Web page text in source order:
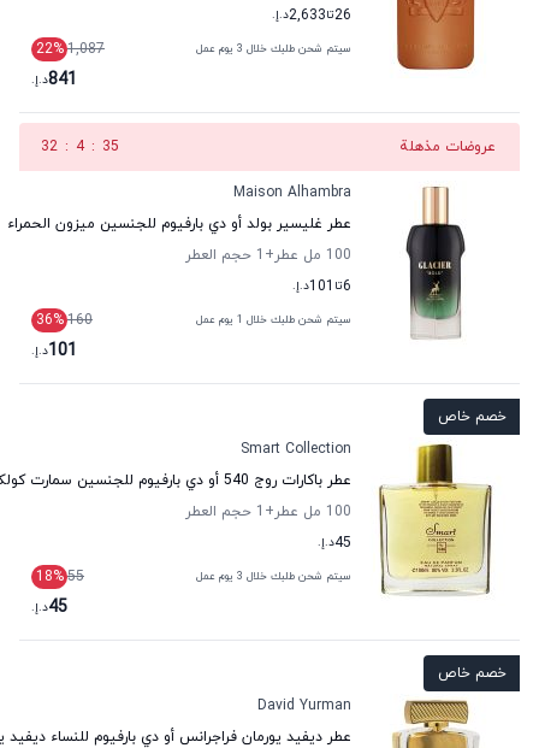
26تا2,633د.إ.
سيتم شحن طلبك خلال 3 يوم عمل 1,087
22%
841د.إ.
عروضات مذهلة 34
:
4
:
32
Maison Alhambra
عطر غليسير بولد أو دي بارفيوم للجنسين ميزون الحمراء
100 مل عطر
+1
حجم العطر
6تا 101د.إ.
سيتم شحن طلبك خلال 1 يوم عمل 160
36%
101د.إ.
خصم خاص
Smart Collection
عطر باكارات روج 540 أو دي بارفيوم للجنسين سمارت كولكشن
100 مل عطر
+1
حجم العطر
45د.إ.
سيتم شحن طلبك خلال 3 يوم عمل 55
18%
45د.إ.
خصم خاص
David Yurman
عطر ديفيد يورمان فراجرانس أو دي بارفيوم للنساء ديفيد